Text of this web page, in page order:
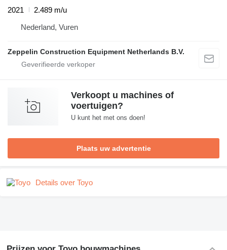
2021
2.489 m/u
Nederland, Vuren
Zeppelin Construction Equipment Netherlands B.V.
Verkoopt u machines of
voertuigen?
U kunt het met ons doen!
Plaats uw advertentie
Details over Toyo